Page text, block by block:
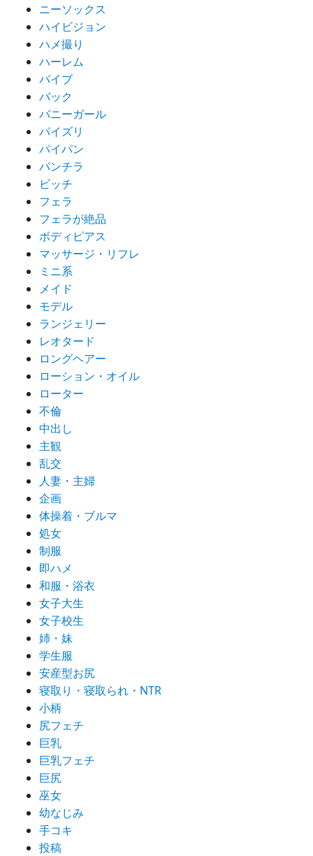
ニーソックス
ハイビジョン
ハメ撮り
ハーレム
バイブ
バック
バニーガール
パイズリ
パイパン
パンチラ
ビッチ
フェラ
フェラが絶品
ボディピアス
マッサージ・リフレ
ミニ系
メイド
モデル
ランジェリー
レオタード
ロングヘアー
ローション・オイル
ローター
不倫
中出し
主観
乱交
人妻・主婦
企画
体操着・ブルマ
処女
制服
即ハメ
和服・浴衣
女子大生
女子校生
姉・妹
学生服
安産型お尻
寝取り・寝取られ・NTR
小柄
尻フェチ
巨乳
巨乳フェチ
巨尻
巫女
幼なじみ
手コキ
投稿